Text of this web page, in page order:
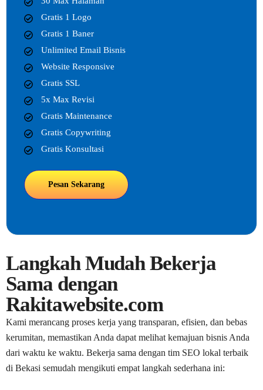
Gratis 1 Logo
Gratis 1 Baner
Unlimited Email Bisnis
Website Responsive
Gratis SSL
5x Max Revisi
Gratis Maintenance
Gratis Copywriting
Gratis Konsultasi
Pesan Sekarang
Langkah Mudah Bekerja
Sama dengan
Rakitawebsite.com
Kami merancang proses kerja yang transparan, efisien, dan bebas
kerumitan, memastikan Anda dapat melihat kemajuan bisnis Anda
dari waktu ke waktu. Bekerja sama dengan tim SEO lokal terbaik
di Bekasi semudah mengikuti empat langkah sederhana ini: